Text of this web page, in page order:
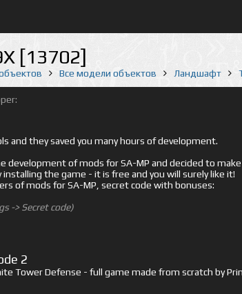
[13702]
Все модели объектов Ландшафт
and they saved you many hours of development.
development of mods for SA-MP and decided to
the game - it is free and you will surely like it!
of mods for SA-MP, secret code with bonuses:
-> Secret code)
2
Tower Defense - full game made from scratch by